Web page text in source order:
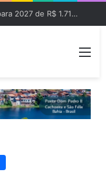
Governo projeta Salário mínimo para 2027 de R$ 1.717 “Aumento de R$ 96”